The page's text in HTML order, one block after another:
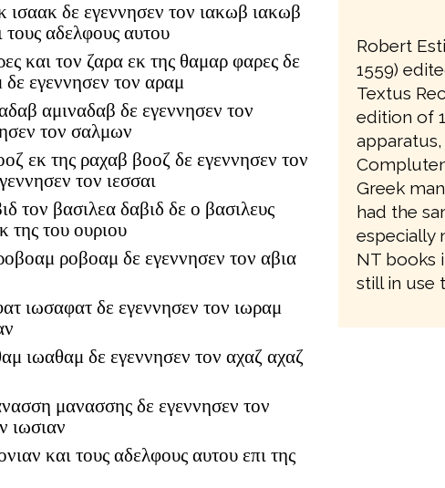
ισαακ δε εγεννησεν τον ιακωβ ιακωβ
τους αδελφους αυτου
και τον ζαρα εκ της θαμαρ φαρες δε
εγεννησεν τον αραμ
αμιναδαβ δε εγεννησεν τον
τον σαλμων
εκ της ραχαβ βοοζ δε εγεννησεν τον
τον ιεσσαι
τον βασιλεα δαβιδ δε ο βασιλευς
της του ουριου
ροβοαμ δε εγεννησεν τον αβια
ιωσαφατ δε εγεννησεν τον ιωραμ
ιωαθαμ δε εγεννησεν τον αχαζ αχαζ
μανασσης δε εγεννησεν τον
ιωσιαν
και τους αδελφους αυτου επι της
Robert
1559)
Textus
edition of
Greek
had the
especially
NT books
still in use